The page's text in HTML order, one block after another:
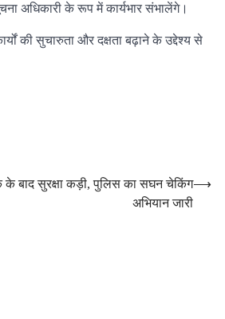
अधिकारी के रूप में कार्यभार संभालेंगे।
की सुचारुता और दक्षता बढ़ाने के उद्देश्य से
के बाद सुरक्षा कड़ी, पुलिस का सघन चेकिंग
अभियान जारी
⟶